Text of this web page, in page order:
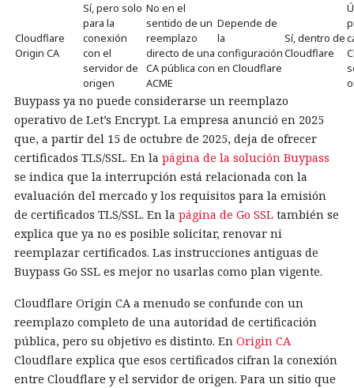
Cloudflare
Origin CA
Sí, pero solo
para la
conexión
con el
servidor de
origen
No en el
sentido de un
reemplazo
directo de una
CA pública con
ACME
Depende de
la
configuración
en Cloudflare
Sí, dentro de
Cloudflare
Buypass ya no puede considerarse un reemplazo
operativo de Let’s Encrypt. La empresa anunció en 2025
que, a partir del 15 de octubre de 2025, deja de ofrecer
certificados TLS/SSL. En la página de la solución Buypass
se indica que la interrupción está relacionada con la
evaluación del mercado y los requisitos para la emisión
de certificados TLS/SSL. En la página de Go SSL también se
explica que ya no es posible solicitar, renovar ni
reemplazar certificados. Las instrucciones antiguas de
Buypass Go SSL es mejor no usarlas como plan vigente.
Cloudflare Origin CA a menudo se confunde con un
reemplazo completo de una autoridad de certificación
pública, pero su objetivo es distinto. En Origin CA
Cloudflare explica que esos certificados cifran la conexión
entre Cloudflare y el servidor de origen. Para un sitio que